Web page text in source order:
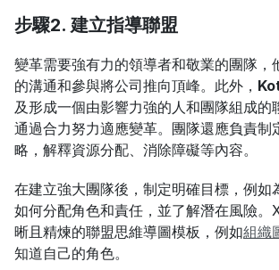
步驟2. 建立指導聯盟
變革需要強有力的領導者和敬業的團隊，
的溝通和參與將公司推向頂峰。此外，
及形成一個由影響力強的人和團隊組成的
通過合力努力適應變革。團隊還應負責制
略，解釋資源分配、消除障礙等內容。
在建立強大團隊後，制定明確目標，例如
如何分配角色和責任，並了解潛在風險。
晰且精煉的聯盟思維導圖模板，例如組織
知道自己的角色。